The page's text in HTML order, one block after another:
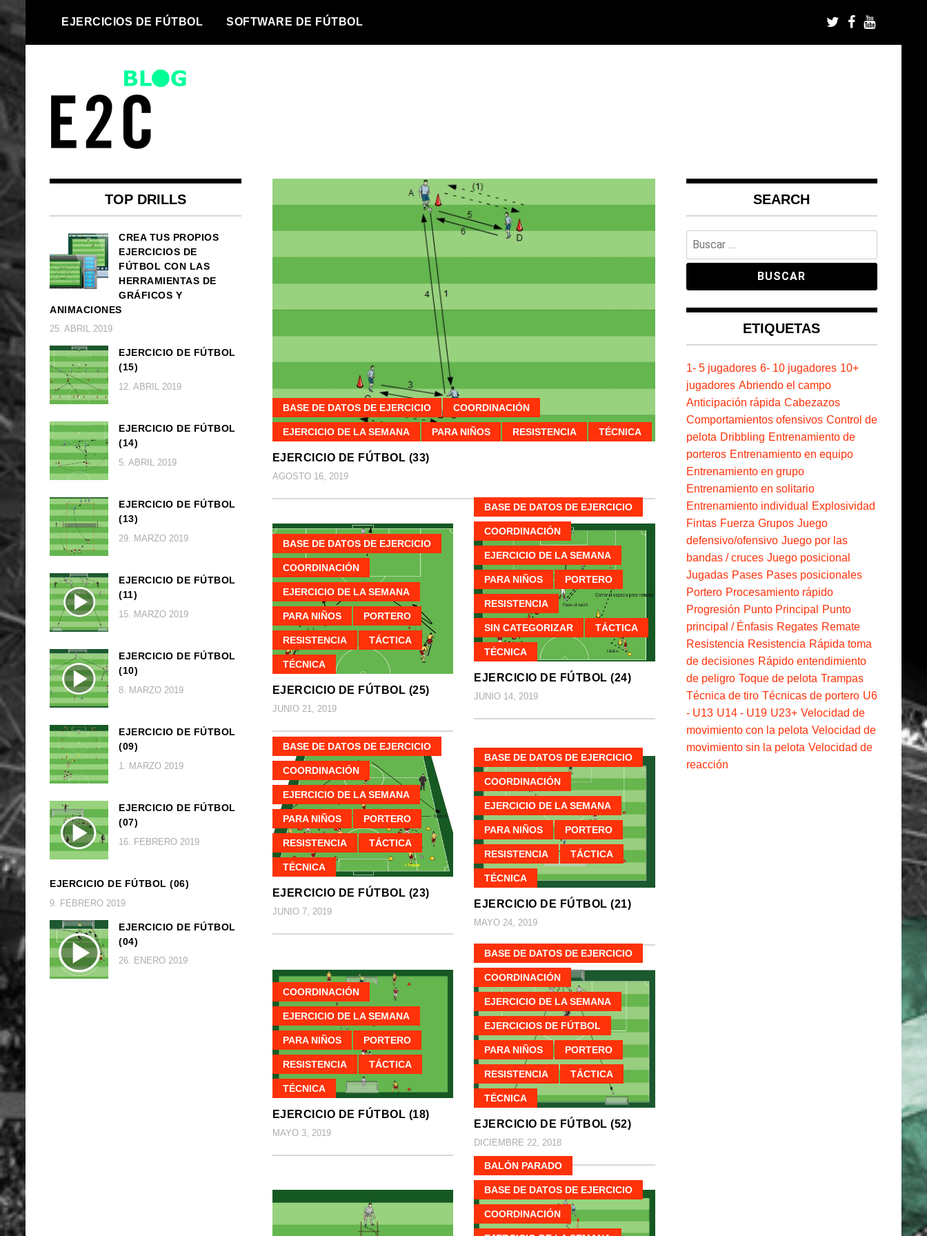
to
content
EJERCICIOS DE FÚTBOL SOFTWARE DE FÚTBOL
Top football
drills and
football
software
the next level | Football drills and
football software for every team
BASE DE DATOS DE EJERCICIO COORDINACIÓN
EJERCICIO DE LA SEMANA PARA NIÑOS RESISTENCIA TÉCNICA
EJERCICIO DE FÚTBOL (33)
AGOSTO 16, 2019
BASE DE DATOS DE EJERCICIO
COORDINACIÓN
EJERCICIO DE LA SEMANA
PARA NIÑOS PORTERO
RESISTENCIA TÁCTICA
TÉCNICA
EJERCICIO DE FÚTBOL (25)
JUNIO 21, 2019
BASE DE DATOS DE EJERCICIO
COORDINACIÓN
EJERCICIO DE LA SEMANA
PARA NIÑOS PORTERO
RESISTENCIA
SIN CATEGORIZAR TÁCTICA
TÉCNICA
EJERCICIO DE FÚTBOL (24)
JUNIO 14, 2019
BASE DE DATOS DE EJERCICIO
COORDINACIÓN
EJERCICIO DE LA SEMANA
PARA NIÑOS PORTERO
RESISTENCIA TÁCTICA
TÉCNICA
EJERCICIO DE FÚTBOL (23)
JUNIO 7, 2019
BASE DE DATOS DE EJERCICIO
COORDINACIÓN
EJERCICIO DE LA SEMANA
PARA NIÑOS PORTERO
RESISTENCIA TÁCTICA
TÉCNICA
EJERCICIO DE FÚTBOL (21)
MAYO 24, 2019
COORDINACIÓN
EJERCICIO DE LA SEMANA
PARA NIÑOS PORTERO
RESISTENCIA TÁCTICA
TÉCNICA
EJERCICIO DE FÚTBOL (18)
MAYO 3, 2019
BASE DE DATOS DE EJERCICIO
COORDINACIÓN
EJERCICIO DE LA SEMANA
EJERCICIOS DE FÚTBOL
PARA NIÑOS PORTERO
RESISTENCIA TÁCTICA
TÉCNICA
EJERCICIO DE FÚTBOL (52)
DICIEMBRE 22, 2018
BALÓN PARADO
BASE DE DATOS DE EJERCICIO
COORDINACIÓN
TOP DRILLS
CREA TUS PROPIOS
EJERCICIOS DE
FÚTBOL CON LAS
HERRAMIENTAS DE
GRÁFICOS Y
ANIMACIONES
25. ABRIL 2019
EJERCICIO DE FÚTBOL
(15)
12. ABRIL 2019
EJERCICIO DE FÚTBOL
(14)
5. ABRIL 2019
EJERCICIO DE FÚTBOL
(13)
29. MARZO 2019
EJERCICIO DE FÚTBOL
(11)
15. MARZO 2019
EJERCICIO DE FÚTBOL
(10)
8. MARZO 2019
EJERCICIO DE FÚTBOL
(09)
1. MARZO 2019
EJERCICIO DE FÚTBOL
(07)
16. FEBRERO 2019
EJERCICIO DE FÚTBOL (06)
9. FEBRERO 2019
EJERCICIO DE FÚTBOL
(04)
26. ENERO 2019
SEARCH
Buscar:
ETIQUETAS
1- 5 jugadores 6- 10 jugadores 10+
jugadores Abriendo el campo
Anticipación rápida Cabezazos
Comportamientos ofensivos Control de
pelota Dribbling Entrenamiento de
porteros Entrenamiento en equipo
Entrenamiento en grupo
Entrenamiento en solitario
Entrenamiento individual Explosividad
Fintas Fuerza Grupos Juego
defensivo/ofensivo Juego por las
bandas / cruces Juego posicional
Jugadas Pases Pases posicionales
Portero Procesamiento rápido
Progresión Punto Principal Punto
principal / Énfasis Regates Remate
Resistencia Resistencia Rápida toma
de decisiones Rápido entendimiento
de peligro Toque de pelota Trampas
Técnica de tiro Técnicas de portero U6
- U13 U14 - U19 U23+ Velocidad de
movimiento con la pelota Velocidad de
movimiento sin la pelota Velocidad de
reacción